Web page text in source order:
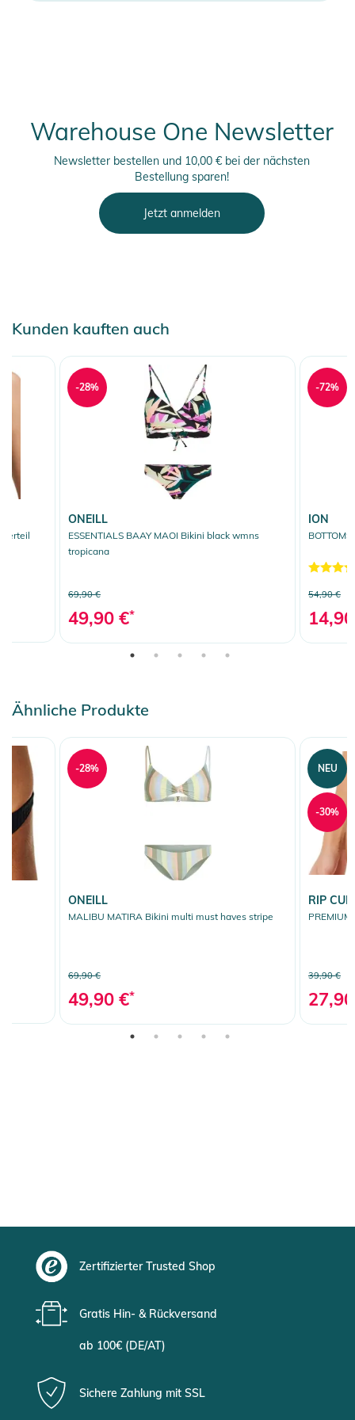
Warehouse One Newsletter
Newsletter bestellen und 10,00 € bei der nächsten
Bestellung sparen!
Jetzt anmelden
Kunden kauften auch
ONEILL
ESSENTIALS BAAY MAOI Bikini black wmns
tropicana
69,90 €
49,90 €*
-28%
ION
54,90 €
-72%
Ähnliche Produkte
ONEILL
MALIBU MATIRA Bikini multi must haves stripe
69,90 €
49,90 €*
-28%
RIP
39,90 €
NEU
-30%
Zertifizierter Trusted Shop
Gratis Hin- & Rückversand
ab 100€ (DE/AT)
Sichere Zahlung mit SSL